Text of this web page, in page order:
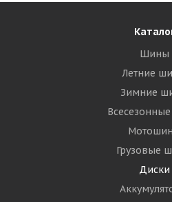
Шины
Летние
Зимние
Грузовые
Диски